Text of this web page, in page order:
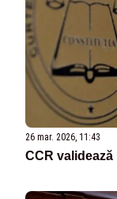
26 mar. 2026, 11:43
CCR